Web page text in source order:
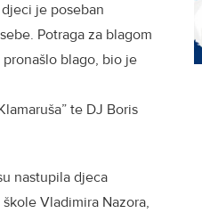
je poseban
Potraga za blagom
blago, bio je
te DJ Boris
nastupila djeca
Vladimira Nazora,